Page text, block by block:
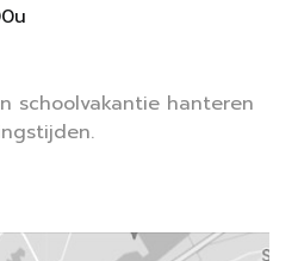
schoolvakantie hanteren